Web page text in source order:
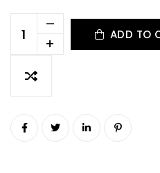
–
+
ADD TO